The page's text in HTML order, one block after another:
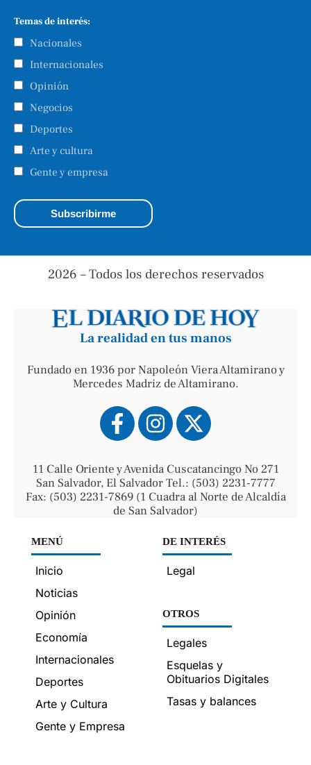
Temas de interés:
Nacionales
Internacionales
Opinión
Negocios
Deportes
Arte y cultura
Gente y empresa
2026 – Todos los derechos reservados
La realidad en tus manos
Fundado en 1936 por Napoleón Viera Altamirano y
Mercedes Madriz de Altamirano.
11 Calle Oriente y Avenida Cuscatancingo No 271
San Salvador, El Salvador Tel.: (503) 2231-7777
Fax: (503) 2231-7869 (1 Cuadra al Norte de Alcaldía
de San Salvador)
MENÚ
Inicio
Noticias
Opinión
Economía
Internacionales
Deportes
Arte y Cultura
Gente y Empresa
DE INTERÉS
Legal
OTROS
Legales
Esquelas y
Obituarios Digitales
Tasas y balances